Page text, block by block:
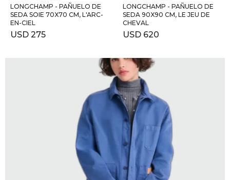
LONGCHAMP - PAÑUELO DE
SEDA SOIE 70X70 CM, L'ARC-
EN-CIEL
USD 275
LONGCHAMP - PAÑUELO DE
SEDA 90X90 CM, LE JEU DE
CHEVAL
USD 620